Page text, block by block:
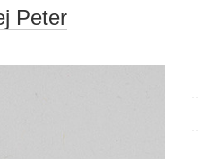
Peter